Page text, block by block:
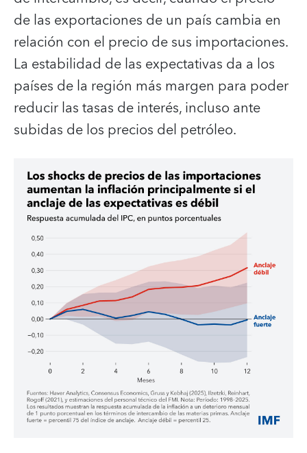
de las exportaciones de un país cambia en
relación con el precio de sus importaciones.
La estabilidad de las expectativas da a los
países de la región más margen para poder
reducir las tasas de interés, incluso ante
subidas de los precios del petróleo.